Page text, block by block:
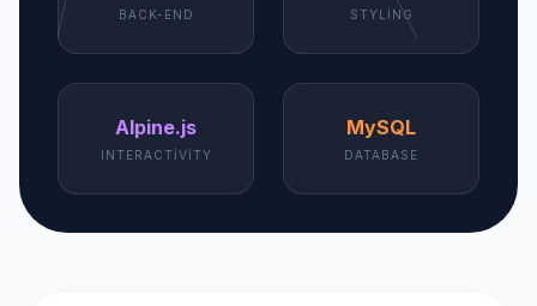
BACK-END STYLING
Alpine.js
INTERACTIVITY
MySQL
DATABASE